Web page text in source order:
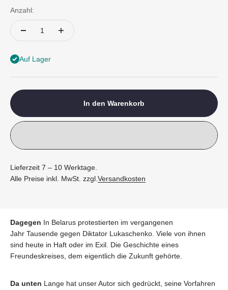
Anzahl:
Auf Lager
In den Warenkorb
Lieferzeit 7 – 10 Werktage.
Alle Preise inkl. MwSt. zzgl.Versandkosten
Dagegen In Belarus protestierten im vergangenen
Jahr Tausende gegen Diktator Lukaschenko. Viele von ihnen
sind heute in Haft oder im Exil. Die Geschichte eines
Freundeskreises, dem eigentlich die Zukunft gehörte.
Da unten Lange hat unser Autor sich gedrückt, seine Vorfahren